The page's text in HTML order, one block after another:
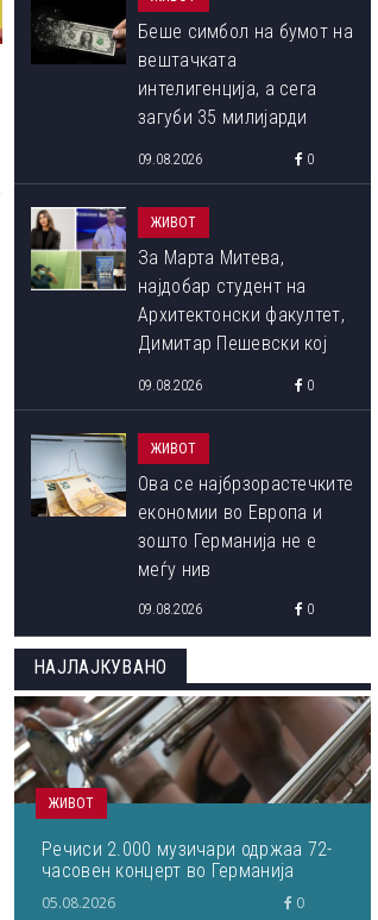
Беше симбол на бумот на
вештачката
интелигенција, а сега
загуби 35 милијарди
09.08.2026 0
ЖИВОТ
За Марта Митева,
најдобар студент на
Архитектонски факултет,
Димитар Пешевски кој
школа во „Колумбија“ и
Јована Цветковска,
најдобар студент на
Медицина... Што
пишувавме неделава
09.08.2026 0
ЖИВОТ
Ова се најбрзорастечките
економии во Европа и
зошто Германија не е
меѓу нив
09.08.2026 0
НАЈЛАЈКУВАНО
ЖИВОТ
Речиси 2.000 музичари одржаа 72-
часовен концерт во Германија
05.08.2026 0